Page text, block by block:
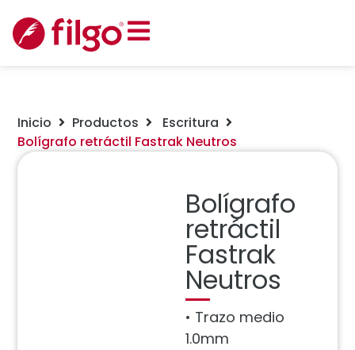
Inicio Productos
Escritura
Bolígrafo retráctil Fastrak Neutros
Bolígrafo
retráctil
Fastrak
Neutros
• Trazo medio
1.0mm